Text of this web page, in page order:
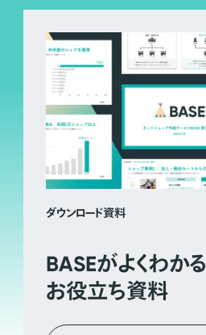
ダウンロード資料
BASEがよくわかる
お役立ち資料